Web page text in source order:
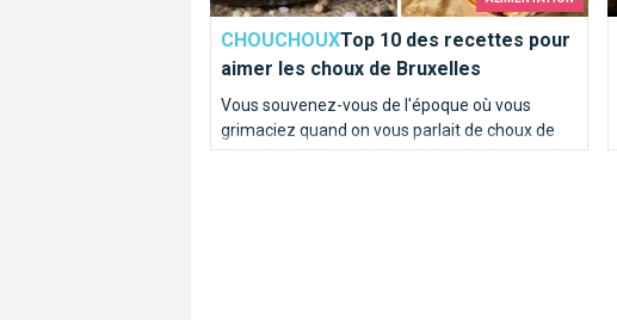
CHOUCHOUXTop 10 des recettes pour
aimer les choux de Bruxelles
Vous souvenez-vous de l'époque où vous
grimaciez quand on vous parlait de choux de
Bruxelles ? Elle est belle et bien révolue pour la